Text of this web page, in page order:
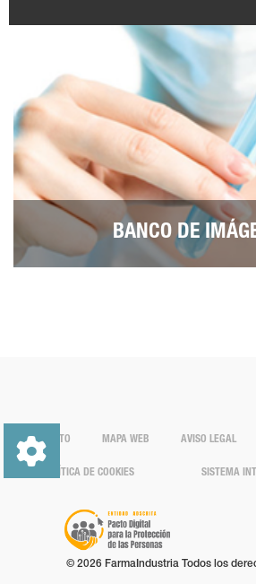
BANCO DE
CONTACTO MAPA WEB AVISO LEGAL
POLÍTICA DE COOKIES SISTEMA
© 2026 FarmaIndustria Todos los